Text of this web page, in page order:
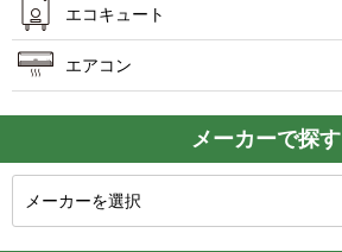
エコキュート
エアコン
メーカーで探す